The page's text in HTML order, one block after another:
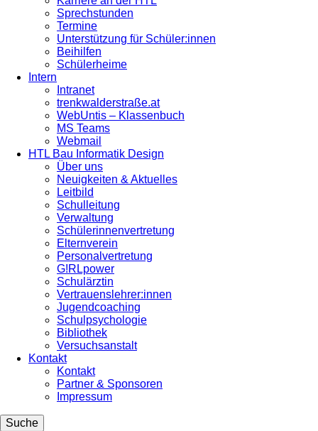
Sprechstunden
Termine
Unterstützung für Schüler:innen
Beihilfen
Schülerheime
Intern
Intranet
trenkwalderstraße.at
WebUntis – Klassenbuch
MS Teams
Webmail
HTL Bau Informatik Design
Über uns
Neuigkeiten & Aktuelles
Leitbild
Schulleitung
Verwaltung
Schülerinnenvertretung
Elternverein
Personalvertretung
G!RLpower
Schulärztin
Vertrauenslehrer:innen
Jugendcoaching
Schulpsychologie
Bibliothek
Versuchsanstalt
Kontakt
Kontakt
Partner & Sponsoren
Impressum
Suche